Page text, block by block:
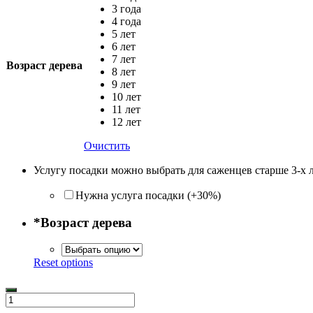
Возраст дерева
3 года
4 года
5 лет
6 лет
7 лет
8 лет
9 лет
10 лет
11 лет
12 лет
Очистить
Услугу посадки можно выбрать для саженцев старше 3-х
Нужна услуга посадки (+30%)
*Возраст дерева
Reset options
Количество